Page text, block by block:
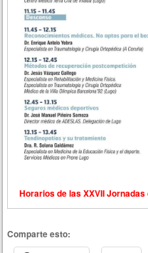
Horarios de las XXVII
Comparte esto: